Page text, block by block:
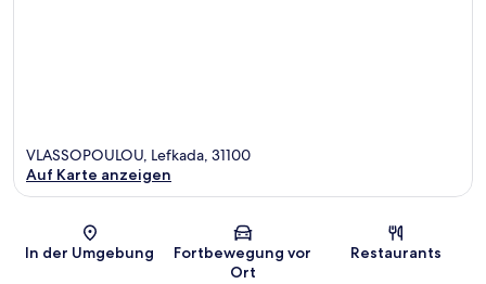
Karte
VLASSOPOULOU, Lefkada, 31100
Auf Karte anzeigen
In der Umgebung
Fortbewegung vor
Ort
Restaurants